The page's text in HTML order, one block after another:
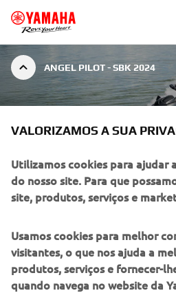
ANGEL PILOT - SBK 2024
ANGEL PILOT -
EXPERIÊNCIAS
Adorou a experiência e quer
Yamaha?
VALORIZAMOS A SUA
Utilizamos cookies para ajudar
do nosso site. Para que
site, produtos, serviços e
Usamos cookies para melhor
visitantes, o que nos ajuda a
produtos, serviços e fornecer-
quando navega no website da